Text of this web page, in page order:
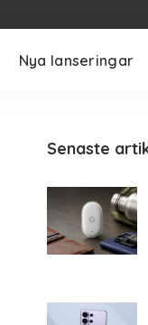
Nya lanseringar
Senaste